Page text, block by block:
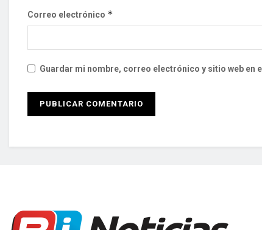
Correo electrónico *
Guardar mi nombre, correo electrónico y sitio web en